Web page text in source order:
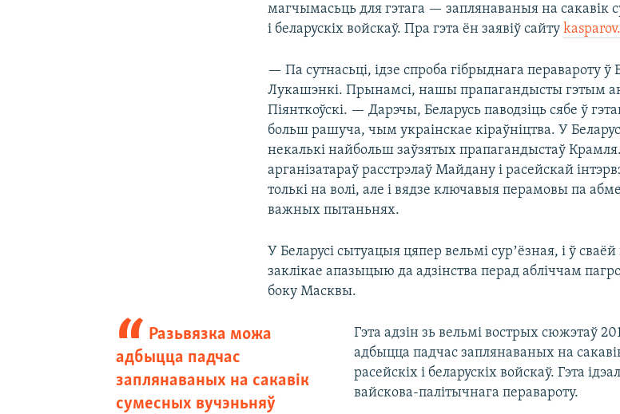
магчымасьць для гэтага — заплянаваныя на сакавік
і беларускіх войскаў. Пра гэта ён заявіў сайту
— Па сутнасьці, ідзе спроба гібрыднага перавароту ў
Лукашэнкі. Прынамсі, нашы прапагандысты гэтым
Піянткоўскі. — Дарэчы, Беларусь паводзіць сябе ў
больш рашуча, чым украінскае кіраўніцтва. У
некалькі найбольш заўзятых прапагандыстаў
арганізатараў расстрэлаў Майдану і расейскай
толькі на волі, але і вядзе ключавыя перамовы па
важных пытаньнях.
У Беларусі сытуацыя цяпер вельмі сурʼёзная, і ў
заклікае апазыцыю да адзінства перад абліччам
боку Масквы.
Разьвязка можа
адбыцца падчас
заплянаваных на сакавік
сумесных вучэньняў
Гэта адзін зь вельмі вострых сюжэтаў
адбыцца падчас заплянаваных на
расейскіх і беларускіх войскаў. Гэта
вайскова-палітычнага перавароту.